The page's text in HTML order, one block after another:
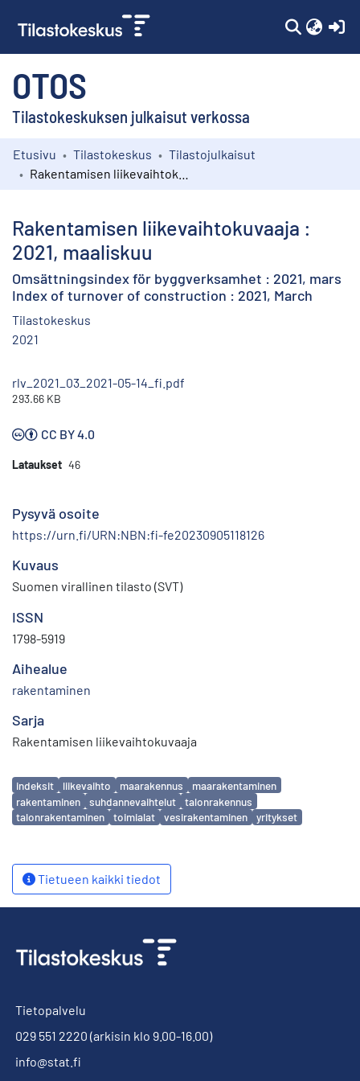
OTOS
Tilastokeskuksen julkaisut verkossa
Kokoelmat
Etusivu Tilastokeskus
Tilastojulkaisut
Rakentamisen liikevaihtokuvaaja :
2021, maaliskuu
Omsättningsindex för byggverksamhet : 2021, mars
Index of turnover of construction : 2021, March
Tilastokeskus
2021
rlv_2021_03_2021-05-14_fi.pdf
293.66 KB
CC BY 4.0
Lataukset 46
Pysyvä osoite
https://urn.fi/URN:NBN:fi-fe20230905118126
Kuvaus
Suomen virallinen tilasto (SVT)
ISSN
1798-5919
Aihealue
rakentaminen
Sarja
Rakentamisen liikevaihtokuvaaja
Avainsanat
indeksit liikevaihto maarakennus
maarakentaminen
rakentaminen
suhdannevaihtelut
talonrakennus
talonrakentaminen
toimialat vesirakentaminen yritykset
Tietueen kaikki tiedot
Tietopalvelu
029 551 2220 (arkisin klo 9.00-16.00)
info@stat.fi